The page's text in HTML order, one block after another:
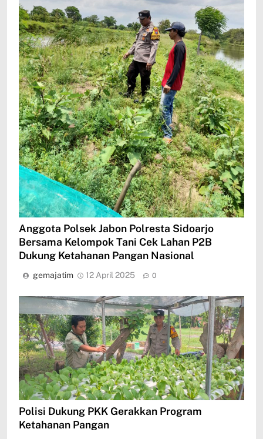
Anggota Polsek Jabon Polresta Sidoarjo
Bersama Kelompok Tani Cek Lahan P2B
Dukung Ketahanan Pangan Nasional
gemajatim 12 April 2025 0
Polisi Dukung PKK Gerakkan Program
Ketahanan Pangan